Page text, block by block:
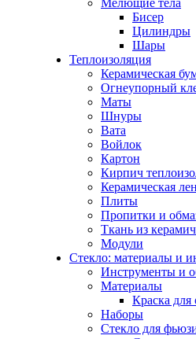
Мелющие тела
Бисер
Цилиндры
Шары
Теплоизоляция
Керамическая
Огнеупорный
Маты
Шнуры
Вата
Войлок
Картон
Кирпич
Керамическая
Плиты
Пропитки и
Ткань из
Модули
Стекло: материалы и
Инструменты и
Материалы
Краска для
Наборы
Стекло для